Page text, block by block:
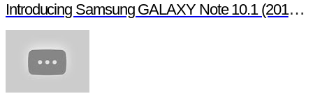
Introducing Samsung GALAXY Note 10.1 (2014